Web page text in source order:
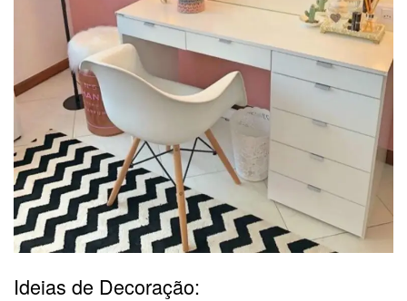
Ideias de Decoração: